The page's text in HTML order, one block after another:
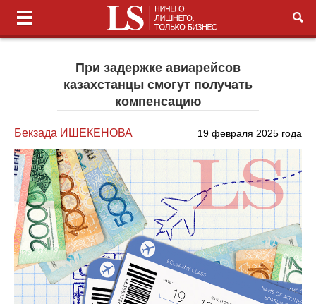
При задержке авиарейсов
казахстанцы смогут получать
компенсацию
Бекзада ИШЕКЕНОВА 19 февраля 2025 года